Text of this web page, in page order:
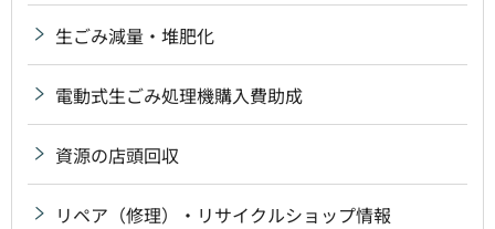
生ごみ減量・堆肥化
電動式生ごみ処理機購入費助成
資源の店頭回収
リペア（修理）・リサイクルショップ情報